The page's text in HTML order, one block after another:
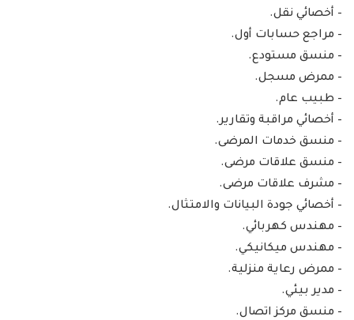
– أخصائي نقل.
– مراجع حسابات أول.
– منسق مستودع.
– ممرض مسجل.
– طبيب عام.
– أخصائي مراقبة وتقارير.
– منسق خدمات المرضى.
– منسق علاقات مرضى.
– مشرف علاقات مرضى.
– أخصائي جودة البيانات والامتثال.
– مهندس كهربائي.
– مهندس ميكانيكي.
– ممرض رعاية منزلية.
– مدير بيئي.
– منسق مركز اتصال.